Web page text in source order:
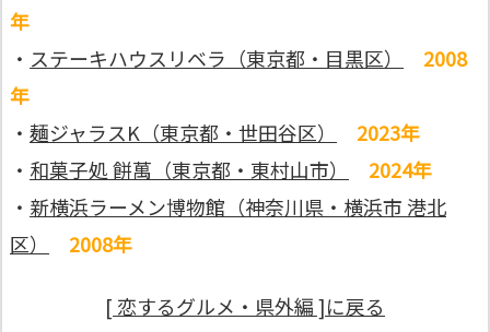
年
・ ステーキハウスリベラ（東京都・目黒区）
2008
年
・ 麺ジャラスK（東京都・世田谷区）
2023年
・ 和菓子処 餅萬（東京都・東村山市）
2024年
・ 新横浜ラーメン博物館（神奈川県・横浜市 港北
区）
2008年
[ 恋するグルメ・県外編 ]に戻る